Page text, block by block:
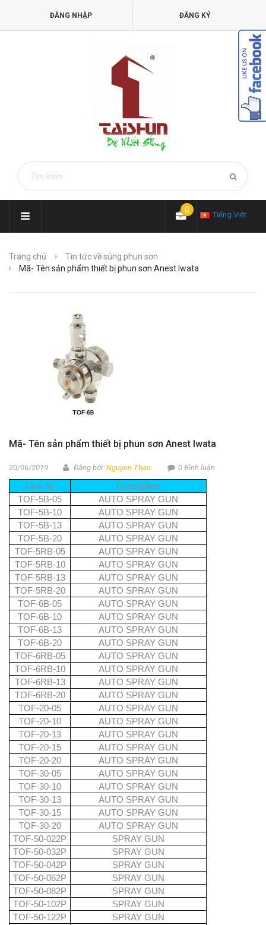
ĐĂNG NHẬP ĐĂNG KÝ
Tiếng Việt
0
Trang chủ
Tin tức về súng phun sơn
Mã- Tên sản phẩm thiết bị phun sơn Anest Iwata
Mã- Tên sản phẩm thiết bị phun sơn Anest Iwata
20/06/2019 Đăng bởi: Nguyen Thao 0 Bình luận
Code No
Description
TOF-5B-05
AUTO SPRAY GUN
TOF-5B-10
AUTO SPRAY GUN
TOF-5B-13
AUTO SPRAY GUN
TOF-5B-20
AUTO SPRAY GUN
TOF-5RB-05
AUTO SPRAY GUN
TOF-5RB-10
AUTO SPRAY GUN
TOF-5RB-13
AUTO SPRAY GUN
TOF-5RB-20
AUTO SPRAY GUN
TOF-6B-05
AUTO SPRAY GUN
TOF-6B-10
AUTO SPRAY GUN
TOF-6B-13
AUTO SPRAY GUN
TOF-6B-20
AUTO SPRAY GUN
TOF-6RB-05
AUTO SPRAY GUN
TOF-6RB-10
AUTO SPRAY GUN
TOF-6RB-13
AUTO SPRAY GUN
TOF-6RB-20
AUTO SPRAY GUN
TOF-20-05
AUTO SPRAY GUN
TOF-20-10
AUTO SPRAY GUN
TOF-20-13
AUTO SPRAY GUN
TOF-20-15
AUTO SPRAY GUN
TOF-20-20
AUTO SPRAY GUN
TOF-30-05
AUTO SPRAY GUN
TOF-30-10
AUTO SPRAY GUN
TOF-30-13
AUTO SPRAY GUN
TOF-30-15
AUTO SPRAY GUN
TOF-30-20
AUTO SPRAY GUN
TOF-50-022P
SPRAY GUN
TOF-50-032P
SPRAY GUN
TOF-50-042P
SPRAY GUN
TOF-50-062P
SPRAY GUN
TOF-50-082P
SPRAY GUN
TOF-50-102P
SPRAY GUN
TOF-50-122P
SPRAY GUN